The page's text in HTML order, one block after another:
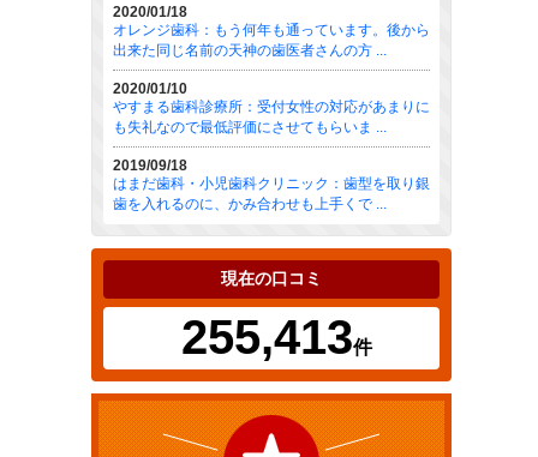
2020/01/18
オレンジ歯科：もう何年も通っています。後から
出来た同じ名前の天神の歯医者さんの方 ...
2020/01/10
やすまる歯科診療所：受付女性の対応があまりに
も失礼なので最低評価にさせてもらいま ...
2019/09/18
はまだ歯科・小児歯科クリニック：歯型を取り銀
歯を入れるのに、かみ合わせも上手くで ...
現在の口コミ
255,413件